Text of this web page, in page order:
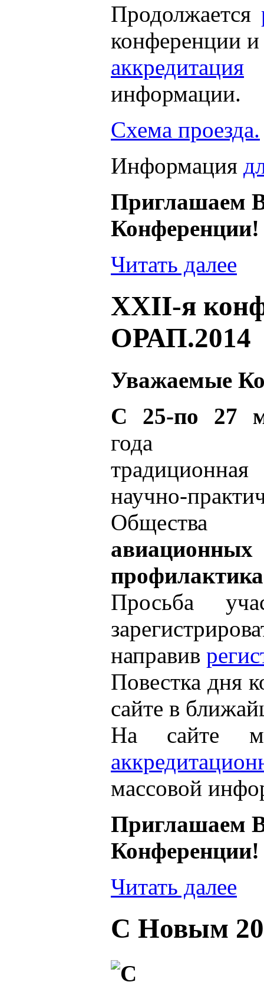
Продолжается
конференции и
аккредитация
информации.
Схема проезда.
Информация
Приглашаем
Конференции!
Читать далее
XXII-я
ОРАП.2014
Уважаемые
С 25-по 27
года
научно-
профилактика
Просьба
направив
Повестка дня
сайте в
На сайте
массовой
Приглашаем
Конференции!
Читать далее
С Новым